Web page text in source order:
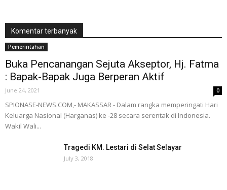
Komentar terbanyak
Pemerintahan
Buka Pencanangan Sejuta Akseptor, Hj. Fatma
: Bapak-Bapak Juga Berperan Aktif
June 24, 2021 0
SPIONASE-NEWS.COM,- MAKASSAR - Dalam rangka memperingati Hari
Keluarga Nasional (Harganas) ke -28 secara serentak di Indonesia.
Wakil Wali...
Tragedi KM. Lestari di Selat Selayar
July 3, 2018